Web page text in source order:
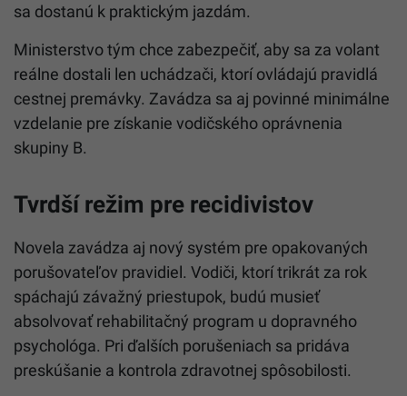
sa dostanú k praktickým jazdám.
Ministerstvo tým chce zabezpečiť, aby sa za volant
reálne dostali len uchádzači, ktorí ovládajú pravidlá
cestnej premávky. Zavádza sa aj povinné minimálne
vzdelanie pre získanie vodičského oprávnenia
skupiny B.
Tvrdší režim pre recidivistov
Novela zavádza aj nový systém pre opakovaných
porušovateľov pravidiel. Vodiči, ktorí trikrát za rok
spáchajú závažný priestupok, budú musieť
absolvovať rehabilitačný program u dopravného
psychológa. Pri ďalších porušeniach sa pridáva
preskúšanie a kontrola zdravotnej spôsobilosti.